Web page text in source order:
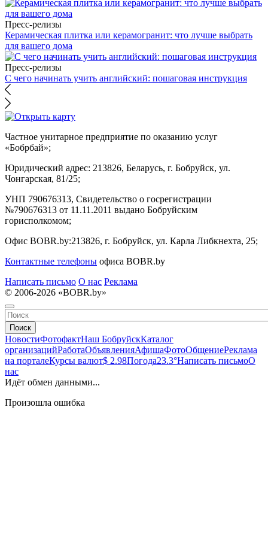
Пресс-релизы
Керамическая плитка или керамогранит: что лучше выбрать
для вашего дома
Пресс-релизы
С чего начинать учить английский: пошаговая инструкция
Частное унитарное предприятие по оказанию услуг
«Бобрбай»;
Юридический адрес: 213826, Беларусь, г. Бобруйск, ул.
Чонгарская, 81/25;
УНП 790676313, Свидетельство о госрегистрации
№790676313 от 11.11.2011 выдано Бобруйским
горисполкомом;
Офис BOBR.by:213826, г. Бобруйск, ул. Карла Либкнехта, 25;
Контактные телефоны офиса BOBR.by
Написать письмо О нас Реклама
© 2006-2026 «BOBR.by»
Поиск
НовостиФотофактНаш БобруйскКаталог
организацийРаботаОбъявленияАфишаФотоОбщениеРеклама
на порталеКурсы валют$ 2.98Погода23.3°Написать письмоО
нас
Идёт обмен данными...
Произошла ошибка